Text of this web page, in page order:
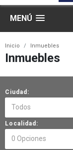
MENÚ
Inicio Inmuebles
Inmuebles
Ciudad:
Todos
Localidad:
0 Opciones